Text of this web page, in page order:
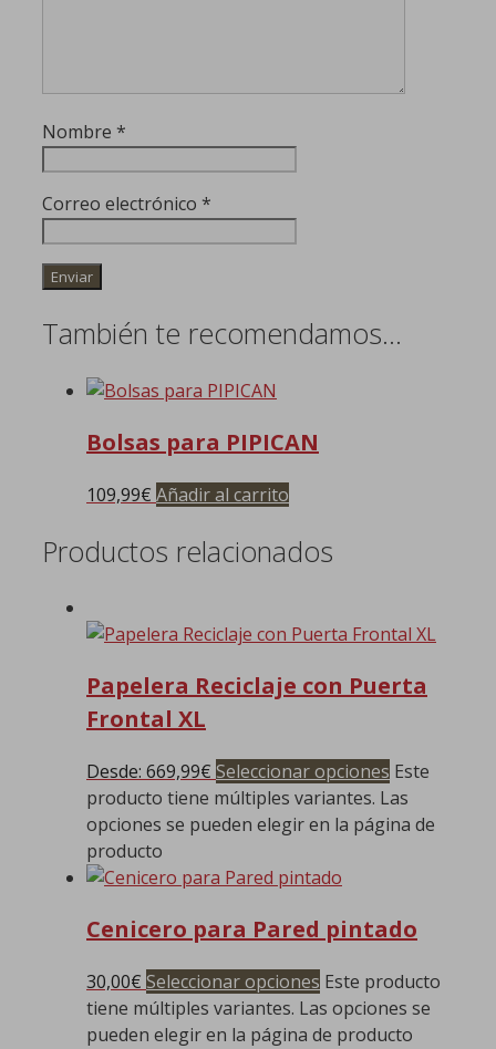
Nombre *
Correo electrónico *
También te recomendamos…
Bolsas para PIPICAN
109,99€ Añadir al carrito
Productos relacionados
Papelera Reciclaje con Puerta
Frontal XL
Desde: 669,99€ Seleccionar opciones Este
producto tiene múltiples variantes. Las
opciones se pueden elegir en la página de
producto
Cenicero para Pared pintado
30,00€ Seleccionar opciones Este producto
tiene múltiples variantes. Las opciones se
pueden elegir en la página de producto